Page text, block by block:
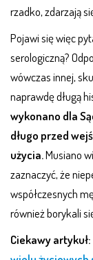
rzadko, zdarzają
Pojawi się więc
serologiczną?
wówczas innej,
naprawdę długą
wykonano dla
długo przed
użycia.Musiano
zaznaczyć, że
współczesnych
również borykali
Ciekawy artykuł: